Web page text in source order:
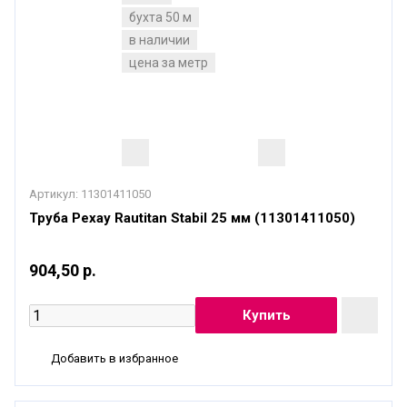
бухта 50 м
в наличии
цена за метр
Артикул: 11301411050
Труба Рехау Rautitan Stabil 25 мм (11301411050)
904,50 р.
Добавить в избранное